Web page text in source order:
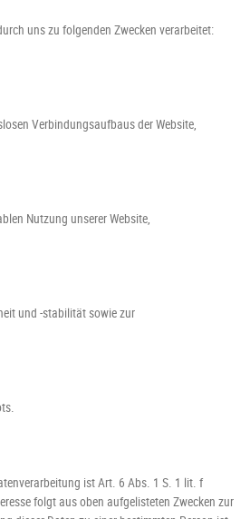
uns zu folgenden Zwecken verarbeitet:
Verbindungsaufbaus der Website,
Nutzung unserer Website,
und -stabilität sowie zur
ist Art. 6 Abs. 1 S. 1 lit. f
folgt aus oben aufgelisteten Zwecken zur